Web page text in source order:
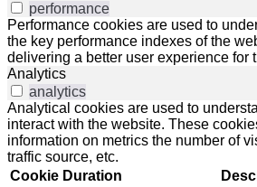
performance
Performance cookies are used to
the key performance indexes of the
delivering a better user experience for
Analytics
analytics
Analytical cookies are used to
interact with the website. These
information on metrics the number of
traffic source, etc.
Cookie Duration